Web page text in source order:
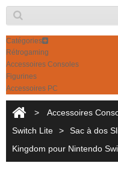
Catégories
Rétrogaming
Accessoires Consoles
Figurines
Accessoires PC
> Accessoires
Switch Lite
>
Sac à dos
Kingdom pour Nintendo